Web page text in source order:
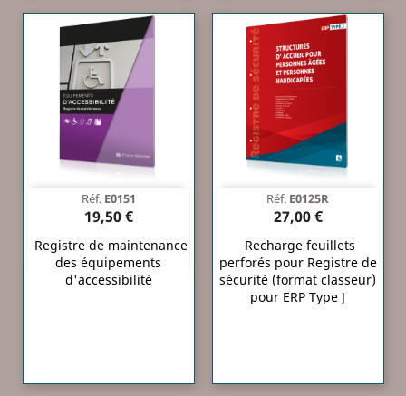
Réf. E0151
19,50 €
Registre de maintenance
des équipements
d'accessibilité
Réf. E0125R
27,00 €
Recharge feuillets
perforés pour Registre de
sécurité (format classeur)
pour ERP Type J